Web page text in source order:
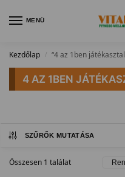
MENÜ
Kezdőlap / “4 az 1ben
4 AZ 1BEN
SZŰRŐK MUTATÁSA
Összesen 1 találat